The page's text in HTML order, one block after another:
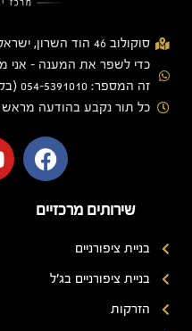
סוקולוב 46 הוד השרון, ישראל
כדי לשפר את המענה - אני
זה המספר: 054-5391010 (בקליק)
כל תור נקבע בהודעה מראש
שירותים מרכזיים
בניית ציפורניים
בניית ציפורניים בג'ל
הזרקות